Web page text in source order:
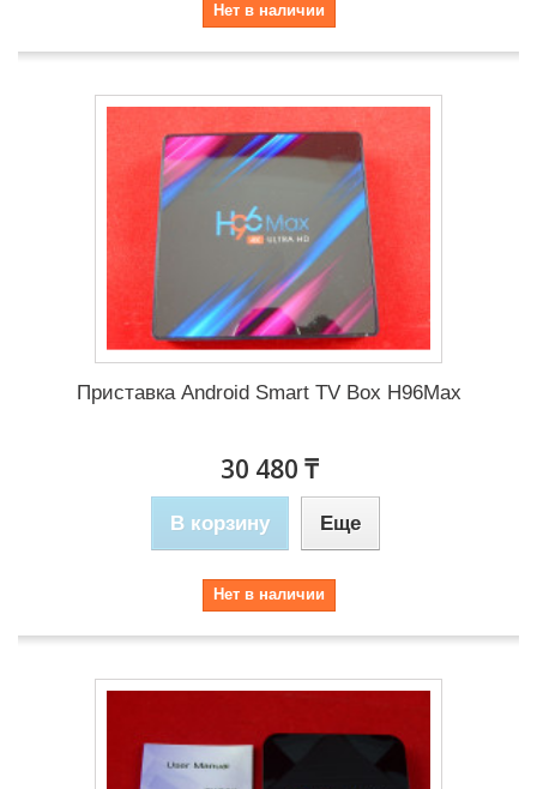
Нет в наличии
Приставка Android Smart TV Box H96Max
30 480 ₸
В корзину Еще
Нет в наличии